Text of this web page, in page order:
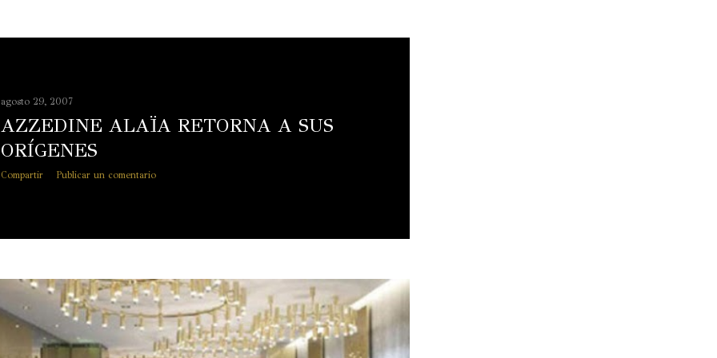
agosto 29, 2007
AZZEDINE ALAÏA RETORNA A SUS
ORÍGENES
Compartir Publicar un comentario